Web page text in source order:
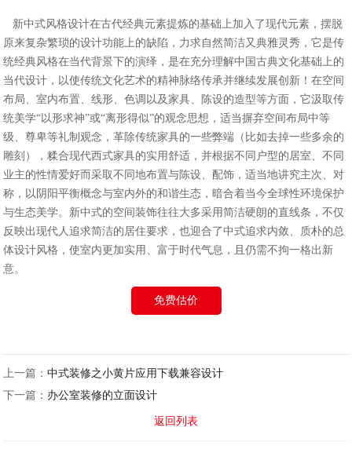
新中式风格设计在古代经典元素提炼的基础上加入了现代元素，摆脱
原来复杂繁琐的设计功能上的缺陷，力求自然简洁又典雅灵秀，它是传
统经典风格在当代背景下的演绎，是在充分理解中国古典文化基础上的
当代设计，以使传统文化艺术的精神脉络传承并继续发展创新！在空间
布局、室内布置、线形、色调以及家具、陈设的造型等方面，它汲取传
统美学“以形求神”或“离形得似”的观念思想，适当摒弃空间布局中等
级、尊卑等礼制观念，革除传统家具的一些弊端（比如去掉一些多余的
雕刻），糅合现代西式家具的实用舒适，并根据不同户型的居室、不同
业主的性情爱好而采取不同地布置与陈设、配饰，适当地讲究主次、对
称，以阴阳平衡概念与室内外的和谐生态，暗合着当今全球性环境保护
与生态美学。新中式的空间装饰往往大多采用简洁硬朗的直线条，不仅
反映出现代人追求简洁的居住要求，也迎合了中式追求内敛、质朴的总
体设计风格，使室内更加实用、富于时代气息，且仍需不拘一格出新
意。
免费估价
上一篇：中式装修之小黄片应用下载兼容设计
下一篇： 办公室装修的立面设计
返回列表